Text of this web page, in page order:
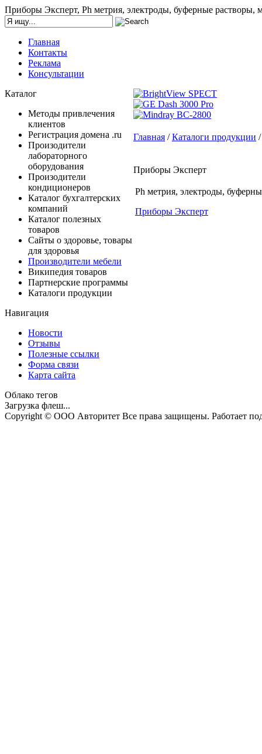
Приборы Эксперт, Ph метрия, электроды, буферные растворы,
Главная
Контакты
Реклама
Консультации
Каталог
Методы привлечения
клиентов
Регистрация домена .ru
Произодители
лабораторного
оборудования
Произодители
кондиционеров
Каталог бухгалтерских
компаний
Каталог полезных
товаров
Сайты о здоровье, товары
для здоровья
Производители мебели
Википедия товаров
Партнерские программы
Каталоги продукции
Навигация
Новости
Отзывы
Полезные ссылки
Форма связи
Карта сайта
Облако тегов
Загрузка флеш...
Главная /Каталоги продукции
Приборы Эксперт
Ph метрия, электроды,
Приборы Эксперт
Copyright © ООО Авторитет Все права защищены. Работает